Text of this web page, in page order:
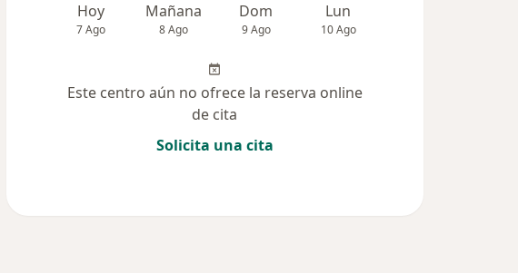
Hoy
7 Ago
Mañana
8 Ago
Dom
9 Ago
Lun
10 Ago
Este centro aún no ofrece la reserva online
de cita
Solicita una cita